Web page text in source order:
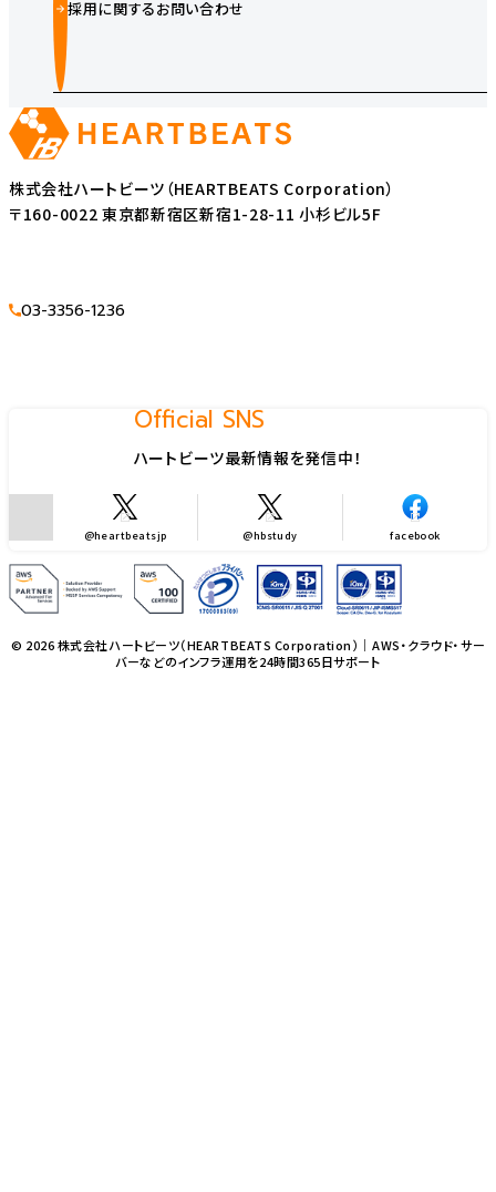
採用に関するお問い合わせ
株式会社ハートビーツ（HEARTBEATS Corporation）
〒160-0022 東京都新宿区新宿1-28-11 小杉ビル5F
03-3356-1236
Official SNS
ハートビーツ最新情報を発信中！
@heartbeatsjp @hbstudy facebook
© 2026 株式会社ハートビーツ（HEARTBEATS Corporation）｜AWS・クラウド・サー
バーなどのインフラ運用を24時間365日サポート